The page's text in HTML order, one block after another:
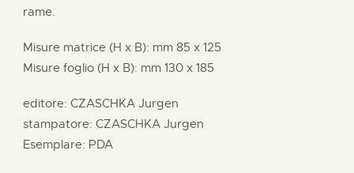
rame.
Misure matrice (H x B): mm 85 x 125
Misure foglio (H x B): mm 130 x 185
editore: CZASCHKA Jurgen
stampatore: CZASCHKA Jurgen
Esemplare: PDA